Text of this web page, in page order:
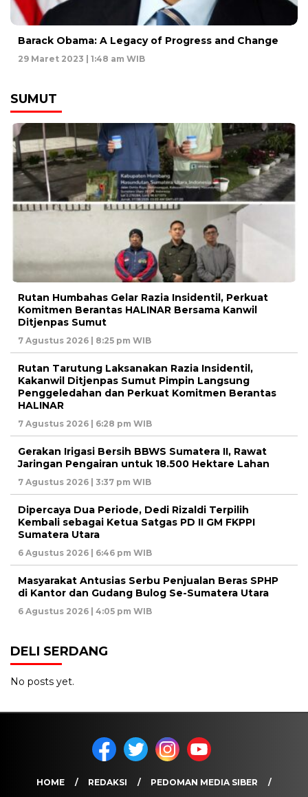
Barack Obama: A Legacy of Progress and Change
29 Maret 2023 | 1:48 am WIB
SUMUT
Rutan Humbahas Gelar Razia Insidentil, Perkuat
Komitmen Berantas HALINAR Bersama Kanwil
Ditjenpas Sumut
7 Agustus 2026 | 8:25 pm WIB
Rutan Tarutung Laksanakan Razia Insidentil,
Kakanwil Ditjenpas Sumut Pimpin Langsung
Penggeledahan dan Perkuat Komitmen Berantas
HALINAR
7 Agustus 2026 | 6:28 pm WIB
Gerakan Irigasi Bersih BBWS Sumatera II, Rawat
Jaringan Pengairan untuk 18.500 Hektare Lahan
7 Agustus 2026 | 3:37 pm WIB
Dipercaya Dua Periode, Dedi Rizaldi Terpilih
Kembali sebagai Ketua Satgas PD II GM FKPPI
Sumatera Utara
6 Agustus 2026 | 6:46 pm WIB
Masyarakat Antusias Serbu Penjualan Beras SPHP
di Kantor dan Gudang Bulog Se-Sumatera Utara
6 Agustus 2026 | 4:05 pm WIB
DELI SERDANG
No posts yet.
HOME REDAKSI
PEDOMAN MEDIA SIBER